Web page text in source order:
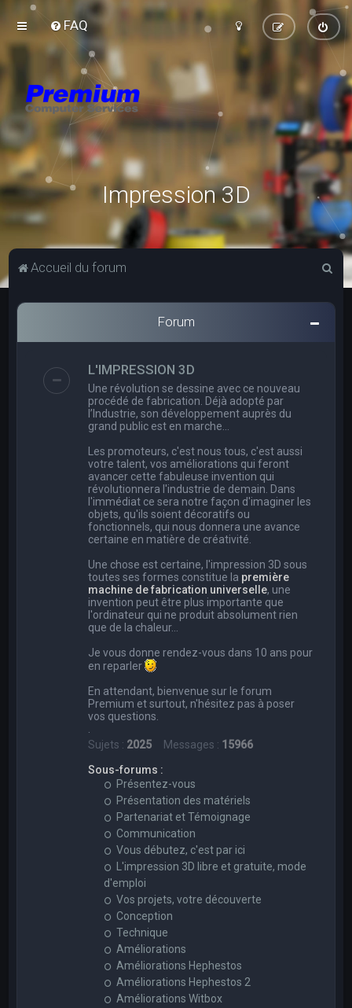
FAQ
Impression 3D
Accueil du forum
c
Forum
L'IMPRESSION 3D
Une révolution se dessine avec ce nouveau
procédé de fabrication. Déjà adopté par
l’Industrie, son développement auprès du
grand public est en marche…
Les promoteurs, c'est nous tous, c'est aussi
votre talent, vos améliorations qui feront
avancer cette fabuleuse invention qui
révolutionnera l'industrie de demain. Dans
l'immédiat ce sera notre façon d'imaginer les
objets, qu'ils soient décoratifs ou
fonctionnels, qui nous donnera une avance
certaine en matière de créativité.
Une chose est certaine, l'impression 3D sous
toutes ses formes constitue la première
machine de fabrication universelle, une
invention peut être plus importante que
l'ordinateur qui ne produit absolument rien
que de la chaleur...
Je vous donne rendez-vous dans 10 ans pour
en reparler
En attendant, bienvenue sur le forum
Premium et surtout, n'hésitez pas à poser
vos questions.
Sujets : 2025 Messages : 15966
Sous-forums :
Présentez-vous
Présentation des matériels
Partenariat et Témoignage
Communication
Vous débutez, c'est par ici
L'impression 3D libre et gratuite, mode
d'emploi
Vos projets, votre découverte
Conception
Technique
Améliorations
Améliorations Hephestos
Améliorations Hephestos 2
Améliorations Witbox